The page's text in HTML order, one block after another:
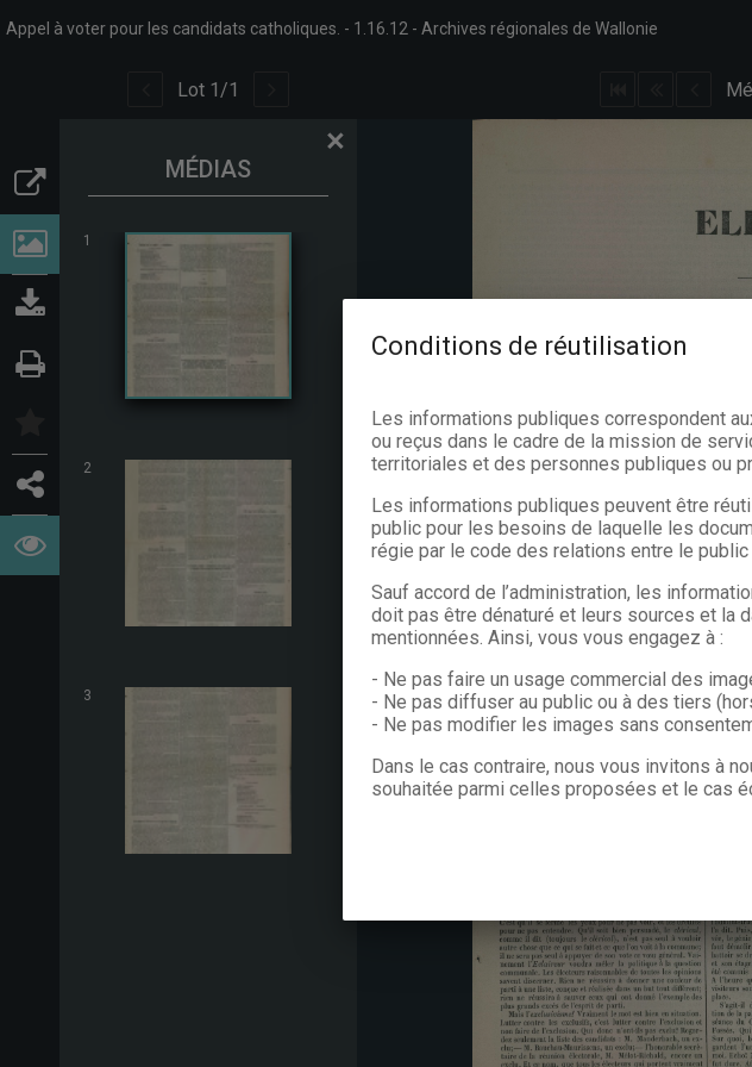
Appel à voter pour les candidats catholiques. 1.16.12 Archives régionales de Wallonie
Lot 1 /1
MÉDIAS
×
1
2
3
Conditions de réutilisation
Les informations publiques correspondent
ou reçus dans le cadre de la mission de
territoriales et des personnes publiques ou
Les informations publiques peuvent être
public pour les besoins de laquelle les
régie par le code des relations entre le
Sauf accord de l’administration, les
doit pas être dénaturé et leurs sources et la
mentionnées. Ainsi, vous vous engagez à :
- Ne pas faire un usage commercial des
- Ne pas diffuser au public ou à des tiers
- Ne pas modifier les images sans
Dans le cas contraire, nous vous invitons à
souhaitée parmi celles proposées et le cas